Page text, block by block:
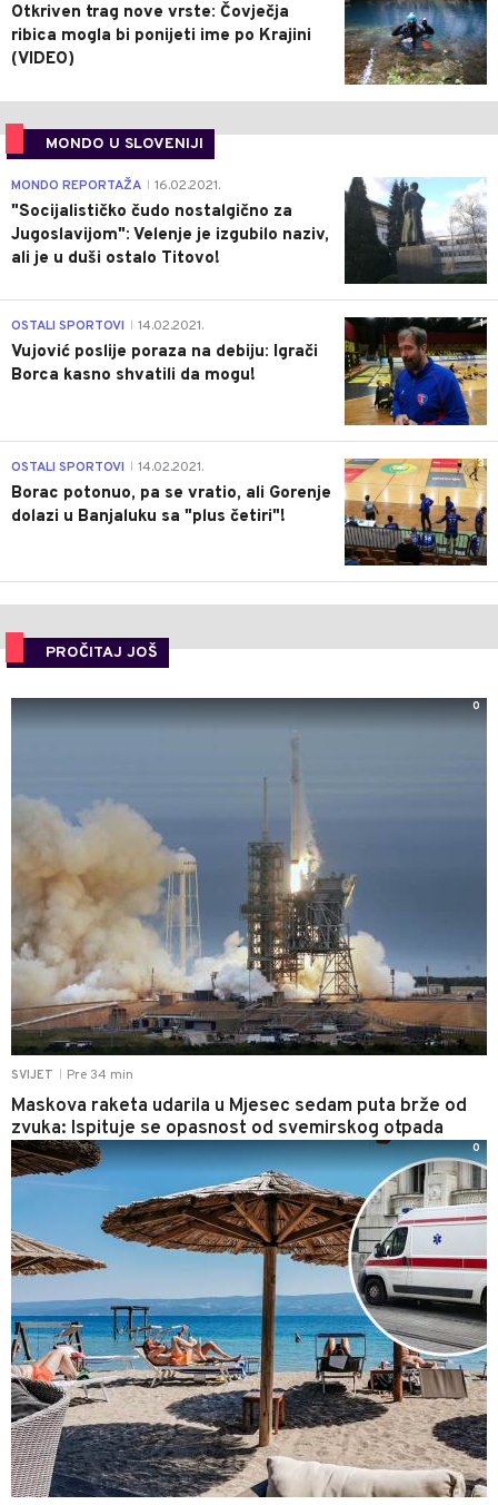
Otkriven trag nove vrste: Čovječja
ribica mogla bi ponijeti ime po Krajini
(VIDEO)
MONDO U SLOVENIJI
4
MONDO REPORTAŽA 16.02.2021.
"Socijalističko čudo nostalgično za
Jugoslavijom": Velenje je izgubilo naziv,
ali je u duši ostalo Titovo!
1
OSTALI SPORTOVI 14.02.2021.
Vujović poslije poraza na debiju: Igrači
Borca kasno shvatili da mogu!
3
OSTALI SPORTOVI 14.02.2021.
Borac potonuo, pa se vratio, ali Gorenje
dolazi u Banjaluku sa "plus četiri"!
PROČITAJ JOŠ
SVIJET Pre 34 min
Maskova raketa udarila u Mjesec sedam puta brže od
zvuka: Ispituje se opasnost od svemirskog otpada
0
0